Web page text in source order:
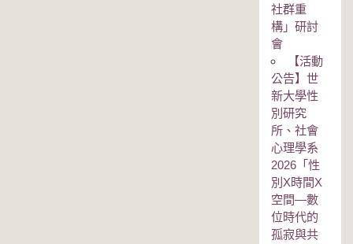
社群重
構」研討
會
【活動
公告】世
新大學性
別研究
所、社會
心理學系
2026「性
別Χ時間Χ
空間—數
位時代的
孤寂與共